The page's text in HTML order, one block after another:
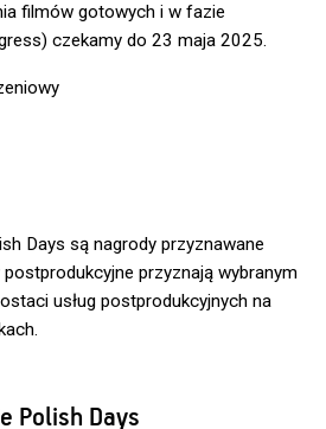
filmów gotowych i w fazie
czekamy do 23 maja 2025.
Days są nagrody przyznawane
przyznają wybranym
usług postprodukcyjnych na
Polish Days